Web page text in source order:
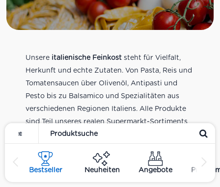
Bestseller Neuheiten Angebote
Unsere italienische Feinkoststeht für Vielfalt,
Herkunft und echte Zutaten. Von Pasta, Reis und
Tomatensaucen über Olivenöl, Antipasti und
Pesto bis zu Balsamico und Spezialitäten aus
verschiedenen Regionen Italiens. Alle Produkte
sind Teil unseres realen Supermarkt-Sortiments
und spiegeln italienische Alltagsküche und
kaufen.